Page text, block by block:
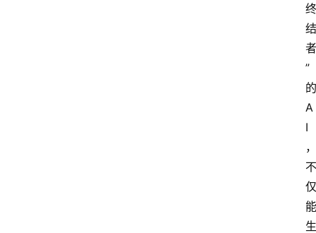
终
结
者
”
的
A
I
，
不
仅
能
生